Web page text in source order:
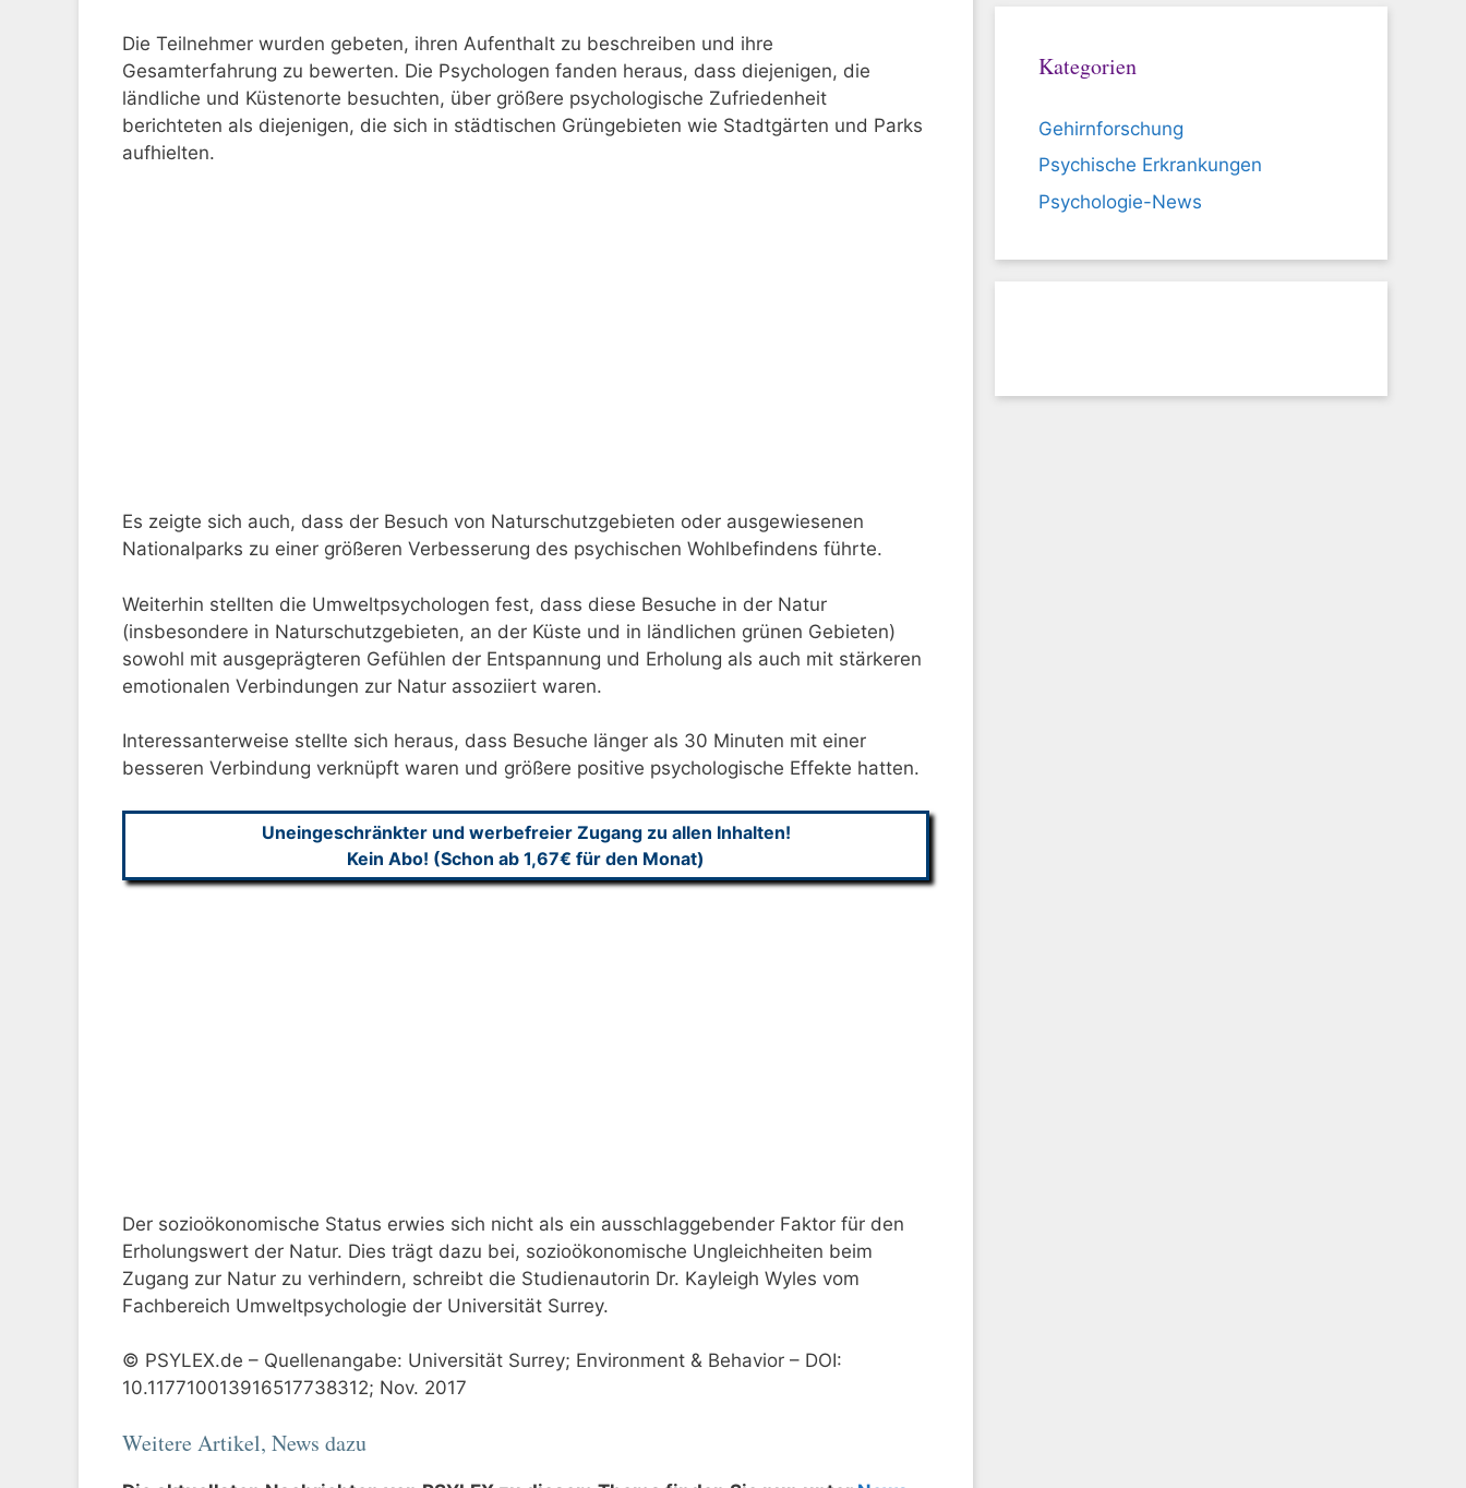
Die Teilnehmer wurden gebeten, ihren Aufenthalt zu beschreiben und ihre
Gesamterfahrung zu bewerten. Die Psychologen fanden heraus, dass diejenigen, die
ländliche und Küstenorte besuchten, über größere psychologische Zufriedenheit
berichteten als diejenigen, die sich in städtischen Grüngebieten wie Stadtgärten und Parks
aufhielten.
Es zeigte sich auch, dass der Besuch von Naturschutzgebieten oder ausgewiesenen
Nationalparks zu einer größeren Verbesserung des psychischen Wohlbefindens führte.
Weiterhin stellten die Umweltpsychologen fest, dass diese Besuche in der Natur
(insbesondere in Naturschutzgebieten, an der Küste und in ländlichen grünen Gebieten)
sowohl mit ausgeprägteren Gefühlen der Entspannung und Erholung als auch mit stärkeren
emotionalen Verbindungen zur Natur assoziiert waren.
Interessanterweise stellte sich heraus, dass Besuche länger als 30 Minuten mit einer
besseren Verbindung verknüpft waren und größere positive psychologische Effekte hatten.
Uneingeschränkter und werbefreier Zugang zu allen Inhalten!
Kein Abo! (Schon ab 1,67€ für den Monat)
Der sozioökonomische Status erwies sich nicht als ein ausschlaggebender Faktor für den
Erholungswert der Natur. Dies trägt dazu bei, sozioökonomische Ungleichheiten beim
Zugang zur Natur zu verhindern, schreibt die Studienautorin Dr. Kayleigh Wyles vom
Fachbereich Umweltpsychologie der Universität Surrey.
© PSYLEX.de – Quellenangabe: Universität Surrey; Environment & Behavior – DOI:
10.117710013916517738312; Nov. 2017
Weitere Artikel, News dazu
Kategorien
Gehirnforschung
Psychische Erkrankungen
Psychologie-News